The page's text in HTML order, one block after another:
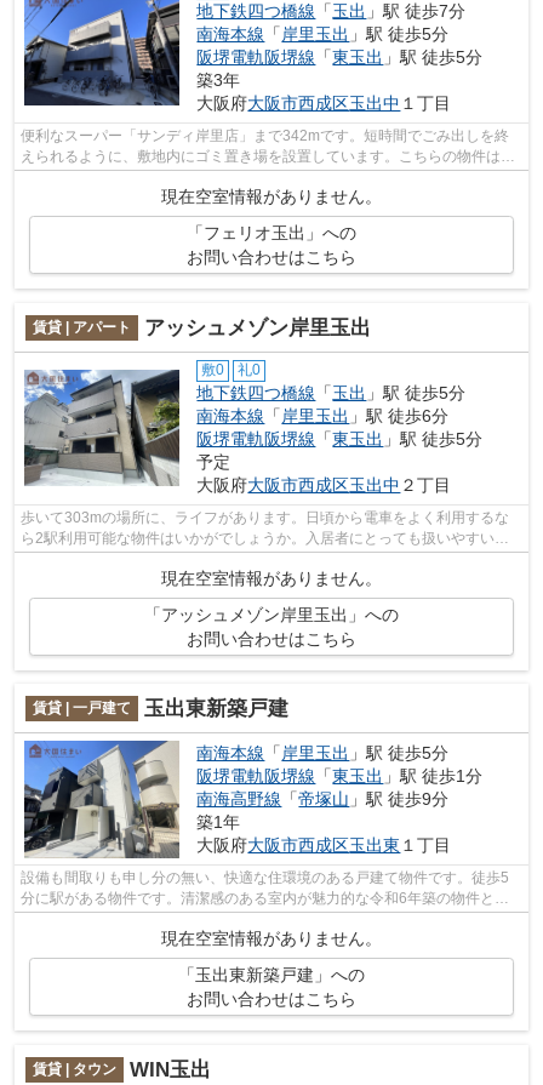
地下鉄四つ橋線 「玉出 」駅 徒歩7分
南海本線 「 岸里玉出 」駅 徒歩5分
阪堺電軌阪堺線 「東玉出 」駅 徒歩5分
築3年
大阪府大阪市西成区玉出中 １丁目
便利なスーパー「サンディ岸里店」まで342mです。短時間でごみ出しを終
えられるように、敷地内にゴミ置き場を設置しています。こちらの物件はマ
現在空室情報がありません。
「フェリオ玉出」への
お問い合わせはこちら
賃貸 | アパート アッシュメゾン岸里玉出
敷0 礼0
地下鉄四つ橋線 「玉出 」駅 徒歩5分
南海本線 「 岸里玉出 」駅 徒歩6分
阪堺電軌阪堺線 「東玉出 」駅 徒歩5分
予定
大阪府大阪市西成区玉出中 ２丁目
歩いて303mの場所に、ライフがあります。日頃から電車をよく利用するな
ら2駅利用可能な物件はいかがでしょうか。入居者にとっても扱いやすい敷
地内ごみ置き場がついています。「アッシ...
現在空室情報がありません。
「アッシュメゾン岸里玉出」への
お問い合わせはこちら
賃貸 | 一戸建て 玉出東新築戸建
南海本線 「 岸里玉出 」駅 徒歩5分
阪堺電軌阪堺線 「東玉出 」駅 徒歩1分
南海高野線 「帝塚山 」駅 徒歩9分
築1年
大阪府大阪市西成区玉出東 １丁目
設備も間取りも申し分の無い、快適な住環境のある戸建て物件です。徒歩5
分に駅がある物件です。清潔感のある室内が魅力的な令和6年築の物件とな
現在空室情報がありません。
「玉出東新築戸建」への
お問い合わせはこちら
賃貸 | タウン WIN玉出